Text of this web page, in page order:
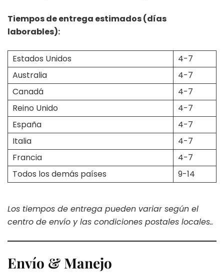
Tiempos de entrega estimados (días
laborables):
Estados Unidos
4-7
Australia
4-7
Canadá
4-7
Reino Unido
4-7
España
4-7
Italia
4-7
Francia
4-7
Todos los demás países
9-14
Los tiempos de entrega pueden variar según el
centro de envío y las condiciones postales locales..
Envío & Manejo